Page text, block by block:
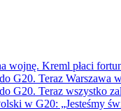
wojnę. Kreml płaci
G20. Teraz Warszawa
G20. Teraz wszystko
w G20: „Jesteśmy